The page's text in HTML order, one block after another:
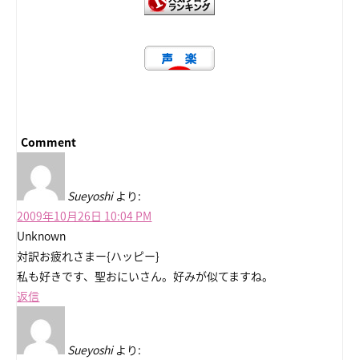
Comment
Sueyoshi より:
2009年10月26日 10:04 PM
Unknown
対訳お疲れさまー{ハッピー}
私も好きです、聖おにいさん。好みが似てますね。
返信
Sueyoshi より: